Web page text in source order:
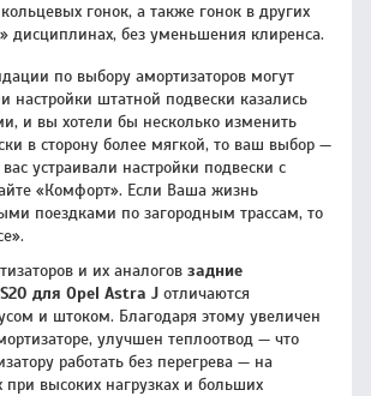
гонок, а также гонок в других
дисциплинах, без уменьшения клиренса.
по выбору амортизаторов могут
настройки штатной подвески казались
и вы хотели бы несколько изменить
в сторону более мягкой, то ваш выбор —
устраивали настройки подвески с
«Комфорт». Если Ваша жизнь
поездками по загородным трассам, то
и их аналогов задние
для Opel Astra J отличаются
и штоком. Благодаря этому увеличен
улучшен теплоотвод — что
работать без перегрева — на
при высоких нагрузках и больших